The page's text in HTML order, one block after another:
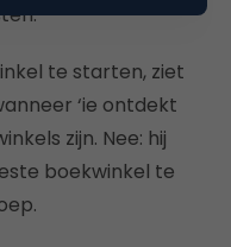
te starten, ziet
‘ie ontdekt
zijn. Nee: hij
boekwinkel te